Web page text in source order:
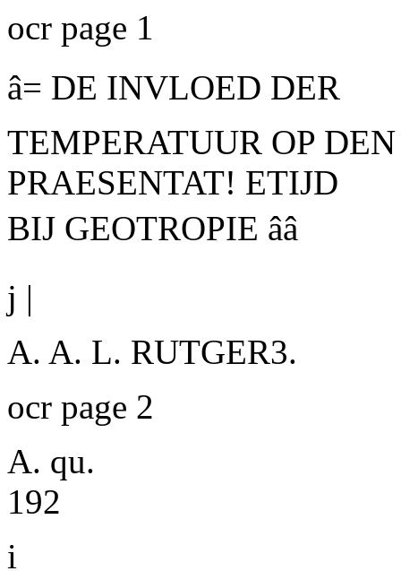
ocr page 1
â= DE INVLOED DER
TEMPERATUUR OP DEN
PRAESENTAT! ETIJD
BIJ GEOTROPIE ââ
j |
A. A. L. RUTGER3.
ocr page 2
A. qu.
192
i